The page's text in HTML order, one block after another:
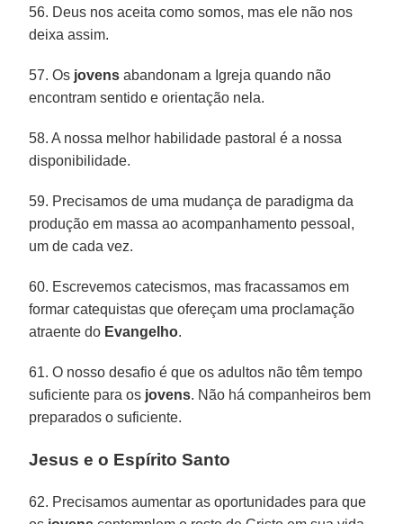
56. Deus nos aceita como somos, mas ele não nos
deixa assim.
57. Os jovens abandonam a Igreja quando não
encontram sentido e orientação nela.
58. A nossa melhor habilidade pastoral é a nossa
disponibilidade.
59. Precisamos de uma mudança de paradigma da
produção em massa ao acompanhamento pessoal,
um de cada vez.
60. Escrevemos catecismos, mas fracassamos em
formar catequistas que ofereçam uma proclamação
atraente do Evangelho.
61. O nosso desafio é que os adultos não têm tempo
suficiente para os jovens. Não há companheiros bem
preparados o suficiente.
Jesus e o Espírito Santo
62. Precisamos aumentar as oportunidades para que